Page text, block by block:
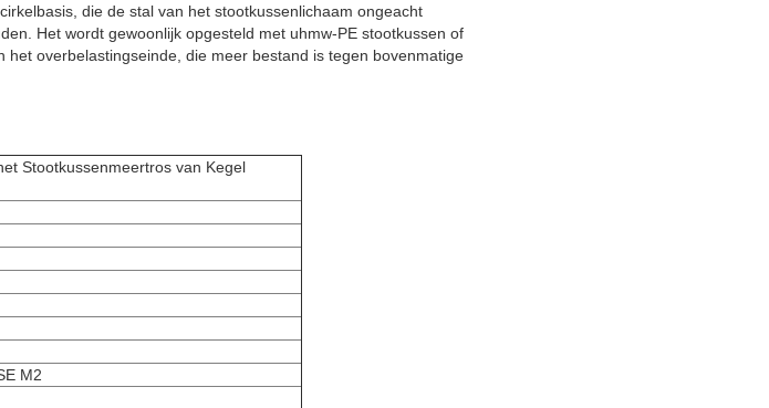
die de stal van het stootkussenlichaam ongeacht
Het wordt gewoonlijk opgesteld met uhmw-PE stootkussen of
overbelastingseinde, die meer bestand is tegen bovenmatige
Stootkussenmeertros van Kegel
M2